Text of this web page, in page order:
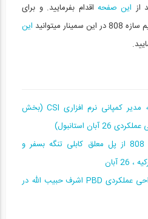
این صفحه اقدام بفرمایید. و برای
میتوانید
این
آشنایی با اشرف حبیب الله مدیر کمپانی نرم افزاری CSI (بخش
استانبول)
یادداشت 74: بازدید سازه 808 از پل معلق کابلی تنگه بسفر و
آبان
عکس های آنلاین کانال طراحی عملکردی PBD اشرف حبیب الله در